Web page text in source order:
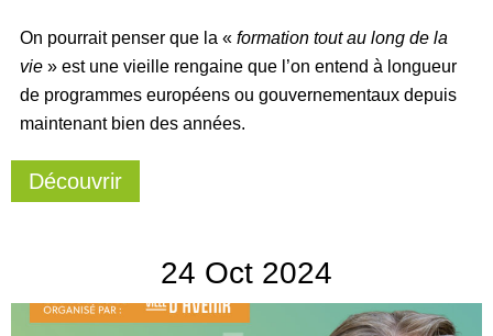
On pourrait penser que la « formation tout au long de la
vie » est une vieille rengaine que l’on entend à longueur
de programmes européens ou gouvernementaux depuis
maintenant bien des années.
Découvrir
24 Oct 2024